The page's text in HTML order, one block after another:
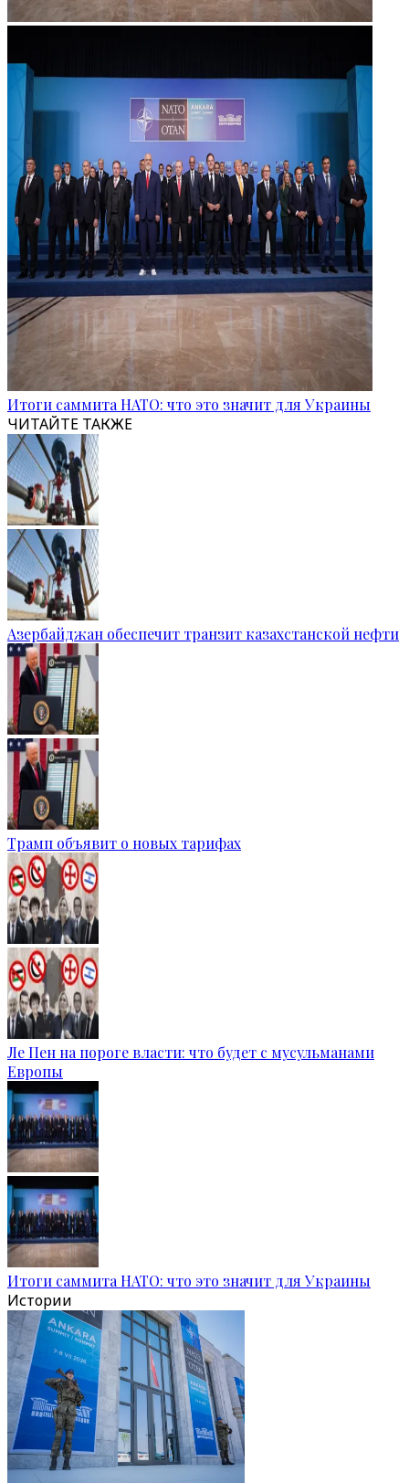
Итоги саммита НАТО: что это значит для Украины
ЧИТАЙТЕ ТАКЖЕ
Азербайджан обеспечит транзит казахстанской нефти
Трамп объявит о новых тарифах
Ле Пен на пороге власти: что будет с мусульманами
Европы
Итоги саммита НАТО: что это значит для Украины
Истории